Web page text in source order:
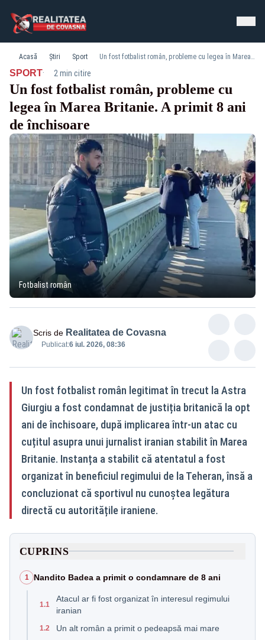
Acasă Știri Sport Un fost fotbalist român, probleme cu legea în Marea Britanie. A primit 8 ani de închisoare
SPORT· 2 min citire
Un fost fotbalist român, probleme cu
legea în Marea Britanie. A primit 8 ani
de închisoare
Fotbalist român
Scris de Realitatea de Covasna
Publicat:6 iul. 2026, 08:36
Un fost fotbalist român legitimat în trecut la Astra
Giurgiu a fost condamnat de justiția britanică la opt
ani de închisoare, după implicarea într-un atac cu
cuțitul asupra unui jurnalist iranian stabilit în Marea
Britanie. Instanța a stabilit că atentatul a fost
organizat în beneficiul regimului de la Teheran, însă a
concluzionat că sportivul nu cunoștea legătura
directă cu autoritățile iraniene.
CUPRINS
1 Nandito Badea a primit o condamnare de 8 ani
1.1
Atacul ar fi fost organizat în interesul regimului
iranian
1.2 Un alt român a primit o pedeapsă mai mare